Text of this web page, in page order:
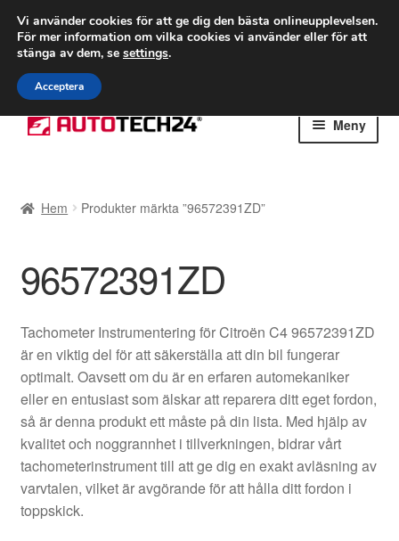
FRAKT från 75 kr
Världsomspännande frakt
Ring 766 924 713
Hoppa
till
Hoppa
till
Meny
Betalningar
Integritetspolicy
Kolla upp
Kontakt
Mitt konto
Om oss
Hem Produkter märkta ”96572391ZD”
96572391ZD
Tachometer Instrumentering för Citroën C4 96572391ZD
är en viktig del för att säkerställa att din bil fungerar
optimalt. Oavsett om du är en erfaren automekaniker
eller en entusiast som älskar att reparera ditt eget fordon,
så är denna produkt ett måste på din lista. Med hjälp av
kvalitet och noggrannhet i tillverkningen, bidrar vårt
tachometerinstrument till att ge dig en exakt avläsning av
varvtalen, vilket är avgörande för att hålla ditt fordon i
toppskick.
Vi använder cookies för att ge dig den bästa onlineupplevelsen.
För mer information om vilka cookies vi använder eller för att
stänga av dem, se settings.
Acceptera